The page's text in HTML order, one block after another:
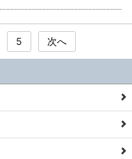
5 次へ